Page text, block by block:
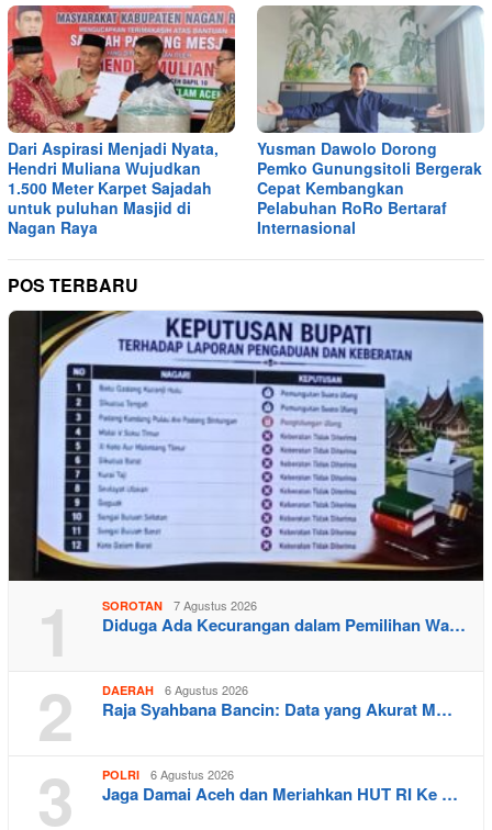
Dari Aspirasi Menjadi Nyata,
Hendri Muliana Wujudkan
1.500 Meter Karpet Sajadah
untuk puluhan Masjid di
Nagan Raya
Yusman Dawolo Dorong
Pemko Gunungsitoli Bergerak
Cepat Kembangkan
Pelabuhan RoRo Bertaraf
Internasional
POS TERBARU
1 SOROTAN 7 Agustus 2026
Diduga Ada Kecurangan dalam Pemilihan Wa…
2 DAERAH 6 Agustus 2026
Raja Syahbana Bancin: Data yang Akurat M…
3 POLRI 6 Agustus 2026
Jaga Damai Aceh dan Meriahkan HUT RI Ke …